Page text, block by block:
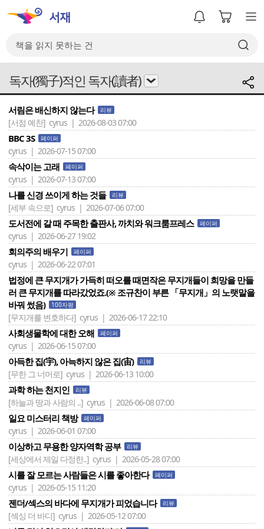
독자(獨子)적인 독자(讀者)
서림은 배신하지 않는다 리뷰
[서점 예찬] cyrus | 2026-08-03 07:00
BBC 3S 페이퍼
cyrus | 2026-07-15 07:00
속삭이는 고래 페이퍼
cyrus | 2026-07-13 07:00
나를 신경 쓰이게 하는 것들 리뷰
[세부 속으로] cyrus | 2026-07-06 07:00
도서전에 갈 때 주목한 출판사, 까치와 워크룸프레스 페이퍼
cyrus | 2026-06-27 19:02
회의주의 배우기 페이퍼
cyrus | 2026-06-22 07:01
법정에 큰 무지개가 가득히 떠오를 때면작은 무지개들이 희망을 만들
러 큰 무지개를 따라갔었죠.(※ 조규찬이 부른 「무지개」의 노랫말을
바꿔 썼음)
100자평
[무지개를 변호하다] cyrus | 2026-06-17 22:10
사회생물학에 대한 오해 페이퍼
cyrus | 2026-06-15 07:00
아득한 집(宇), 아늑하지 않은 집(宙) 리뷰
[무한 그 너머로] cyrus | 2026-06-13 10:00
과학 하는 천지인 리뷰
[하늘과 땅과 사람의 ..] cyrus | 2026-06-08 07:00
일요 미스터리 책방 페이퍼
cyrus | 2026-06-01 07:00
이상하고 무용한 양자역학 공부 리뷰
[세상에서 제일 다정한..] cyrus | 2026-05-28 07:00
시를 잘 모르는 사람들은 시를 좋아한다 페이퍼
cyrus | 2026-05-15 11:20
젠더/섹스의 바다에 무지개가 피었습니다 리뷰
[섹싱 더 바디] cyrus | 2026-05-12 07:00